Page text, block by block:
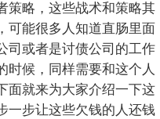
策略，这些战术和策略其
可能很多人知道直肠里面
司或者是讨债公司的工作
时候，同样需要和这个人
面就来为大家介绍一下这
一步让这些欠钱的人还钱